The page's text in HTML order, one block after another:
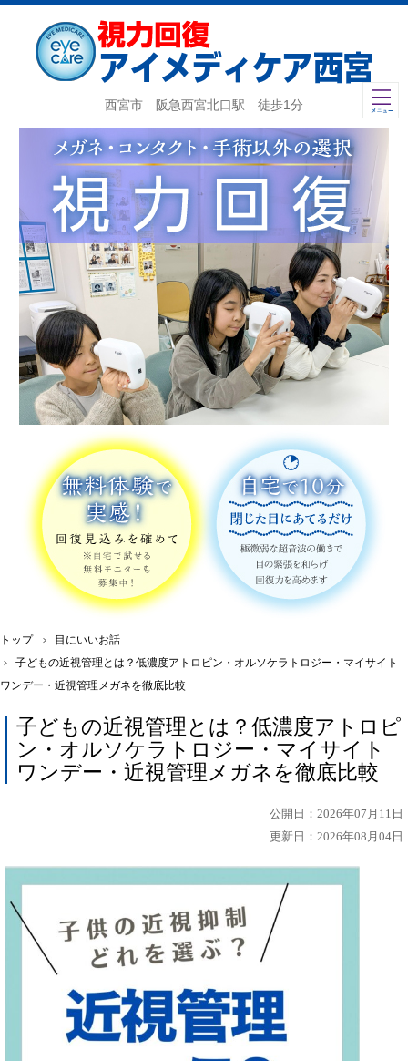
西宮市 阪急西宮北口駅 徒歩1分
トップ
目にいいお話
子どもの近視管理とは？低濃度アトロピン・オルソケラトロジー・マイサイト
ワンデー・近視管理メガネを徹底比較
子どもの近視管理とは？低濃度アトロピ
ン・オルソケラトロジー・マイサイト
ワンデー・近視管理メガネを徹底比較
公開日：2026年07月11日
更新日：2026年08月04日